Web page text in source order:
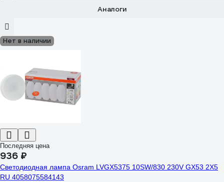
Аналоги
Нет в наличии
Последняя цена
936 ₽
Светодиодная лампа Osram LVGX5375 10SW/830 230V GX53 2X5
RU 4058075584143